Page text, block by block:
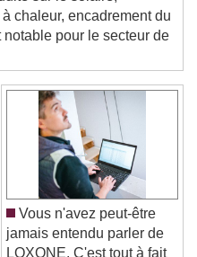
Escape will cancel
sur le solaire,
chaleur, encadrement du
pour le secteur de
Vous n'avez peut-être
jamais entendu parler de